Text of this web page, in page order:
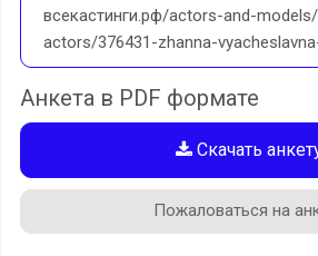
всекастинги.рф/actors-and-
actors/376431-zhanna-
Анкета в PDF формате
Скачать
Пожаловаться на